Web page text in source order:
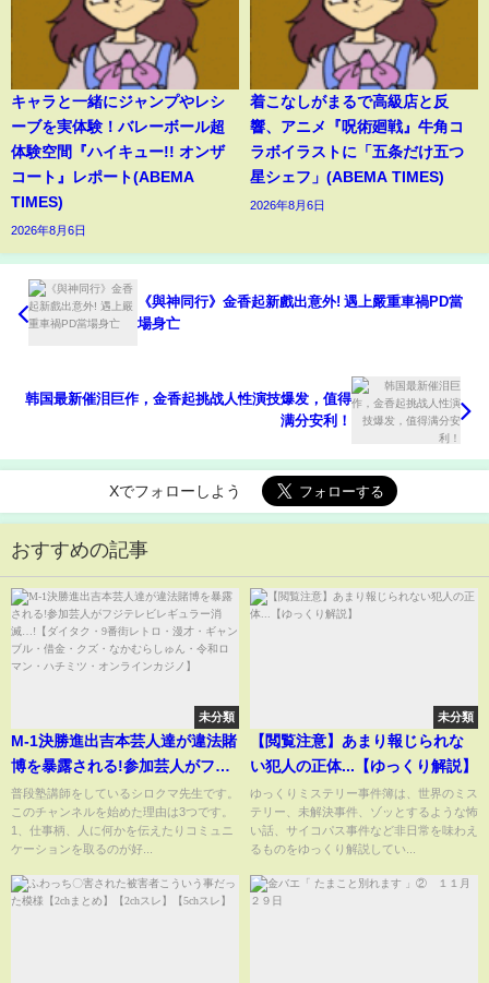
キャラと一緒にジャンプやレシ
ーブを実体験！バレーボール超
体験空間『ハイキュー!! オンザ
コート』レポート(ABEMA
TIMES)
2026年8月6日
着こなしがまるで高級店と反
響、アニメ『呪術廻戦』牛角コ
ラボイラストに「五条だけ五つ
星シェフ」(ABEMA TIMES)
2026年8月6日
《與神同行》金香起新戲出意外! 遇上嚴重車禍PD當
場身亡
韩国最新催泪巨作，金香起挑战人性演技爆发，值得
满分安利！
Xでフォローしよう
おすすめの記事
未分類
M-1決勝進出吉本芸人達が違法賭
博を暴露される!参加芸人がフジ
テレビレギュラー消滅…!【ダイ
タク・9番街レトロ・漫才・ギャ
ンブル・借金・クズ・なかむら
ツ・オンラインカジノ】
普段塾講師をしているシロクマ先生です。
このチャンネルを始めた理由は3つです。
1、仕事柄、人に何かを伝えたりコミュニ
ケーションを取るのが好...
未分類
【閲覧注意】あまり報じられな
い犯人の正体...【ゆっくり解説】
ゆっくりミステリー事件簿は、世界のミス
テリー、未解決事件、ゾッとするような怖
い話、サイコパス事件など非日常を味わえ
るものをゆっくり解説してい...